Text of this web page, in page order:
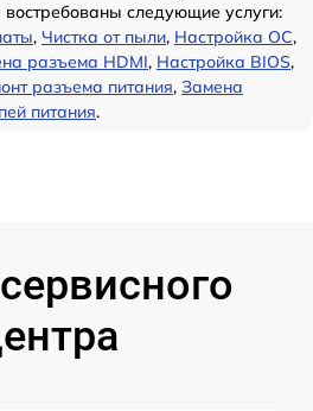
востребованы следующие услуги:
, Чистка от пыли, Настройка ОС,
разъема HDMI, Настройка BIOS,
разъема питания, Замена
питания.